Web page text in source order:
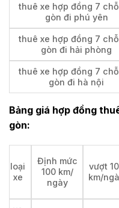
thuê xe hợp đồng 7
gòn đi phú yên
thuê xe hợp đồng 7
gòn đi hải phòng
thuê xe hợp đồng 7
gòn đi hà nội
Bảng giá hợp đồng
gòn:
loại
xe
Định mức
100 km/
ngày
vượt
km/